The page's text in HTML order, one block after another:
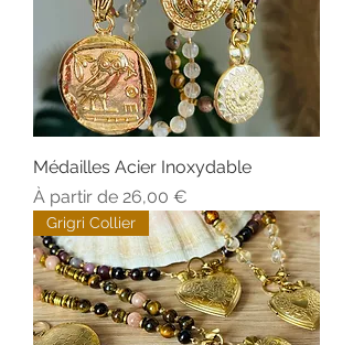
Médailles Acier Inoxydable
À partir de 26,00 €
Prix promotionnel
Grigri Collier